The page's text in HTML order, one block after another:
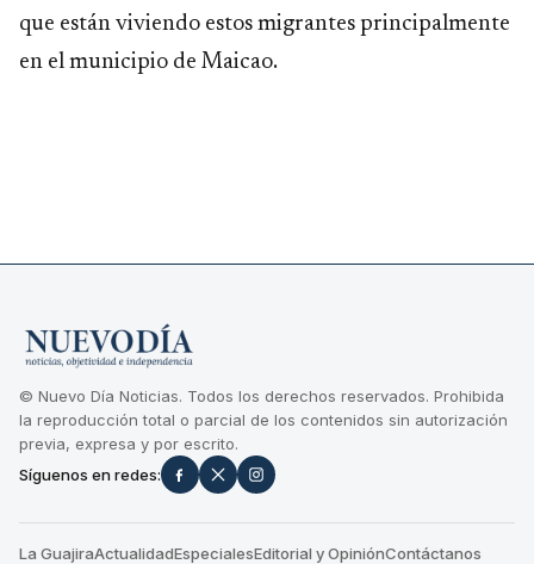
que están viviendo estos migrantes principalmente
en el municipio de Maicao.
© Nuevo Día Noticias. Todos los derechos reservados. Prohibida
la reproducción total o parcial de los contenidos sin autorización
previa, expresa y por escrito.
Síguenos en redes:
La GuajiraActualidadEspecialesEditorial y OpiniónContáctanos